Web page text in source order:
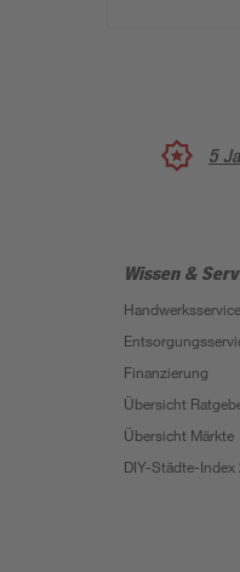
5
Wissen &
Handwerksservice
Finanzierung
Übersicht
Übersicht Märkte
DIY-Städte-Index